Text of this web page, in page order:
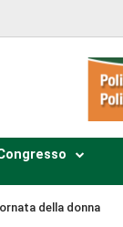
della donna